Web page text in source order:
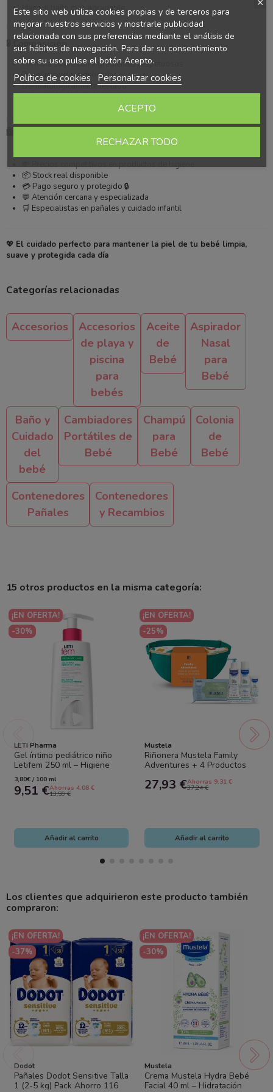
Hace el baño más agradable
🧪 Composición
Fórmula suave con ingredientes respetuosos
Base limpiadora delicada
Dermatológicamente testado
Sin ingredientes agresivos ✔️
🛍️ Por qué comprar Chicco en Más Pañales
💸 Precios competitivos en productos de higiene
📦 Stock real disponible
💳 Pago seguro y protegido 🔒
💬 Atención cercana y especializada
🛒 Especialistas en pañales y cuidado infantil
💖 El cuidado perfecto para mantener la piel de tu bebé limpia,
suave y protegida cada día
Categorías relacionadas
Accesorios
Accesorios
de playa y
piscina
para
bebés
Aceite
de
Bebé
Aspirador
Nasal
para
Bebé
Baño y
Cuidado
del
bebé
Cambiadores
Portátiles de
Bebé
Champú
para
Bebé
Colonia
de
Bebé
Contenedores
Pañales
Contenedores
y Recambios
15 otros productos en la misma categoría:
¡EN OFERTA!
-30%
LETI Pharma
Gel íntimo pediátrico niño
Letifem 250 ml – Higiene
suave y protección diaria
3,80€ / 100 ml
9,51 €Ahorras 4.08 €
13,59 €
Añadir al carrito
¡EN OFERTA!
-25%
Mustela
Riñonera Mustela Family
Adventures + 4 Productos
27,93 €Ahorras 9.31 €
37,24 €
Añadir al carrito
Los clientes que adquirieron este producto también
compraron:
¡EN OFERTA!
-37%
Dodot
Pañales Dodot Sensitive Talla
1 (2-5 kg) Pack Ahorro 116
¡EN OFERTA!
-30%
Mustela
Crema Mustela Hydra Bebé
Facial 40 ml – Hidratación
Este sitio web utiliza cookies propias y de terceros para
mejorar nuestros servicios y mostrarle publicidad
relacionada con sus preferencias mediante el análisis de
sus hábitos de navegación. Para dar su consentimiento
sobre su uso pulse el botón Acepto.
Política de cookies Personalizar cookies
RECHAZAR TODO
ACEPTO